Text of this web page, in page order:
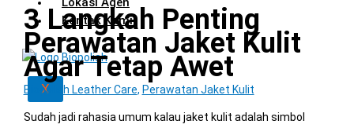
Kontak Kami
X
3 Langkah Penting
Perawatan Jaket Kulit
Agar Tetap Awet
Biopolish Leather Care, Perawatan Jaket Kulit
Sudah jadi rahasia umum kalau jaket kulit adalah simbol